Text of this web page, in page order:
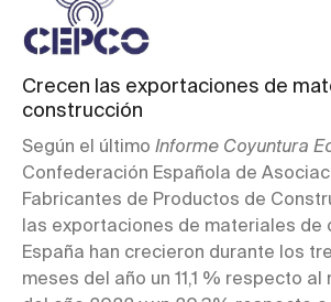
Crecen las exportaciones de
construcción
Según el último Informe Coyuntura
Confederación Española de
Fabricantes de Productos de
las exportaciones de materiales de
España han crecieron durante los
meses del año un 11,1 % respecto